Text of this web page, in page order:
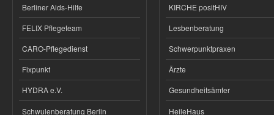
Berliner Aids-Hilfe
FELIX Pflegeteam
CARO-Pflegedienst
Fixpunkt
HYDRA e.V.
Schwulenberatung Berlin
KIRCHE positHIV
Lesbenberatung
Schwerpunktpraxen
Ärzte
Gesundheitsämter
HeileHaus